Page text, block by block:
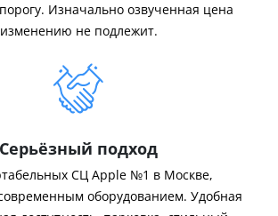
Изначально озвученная цена
изменению не подлежит.
Серьёзный подход
СЦ Apple №1 в Москве,
оборудованием. Удобная